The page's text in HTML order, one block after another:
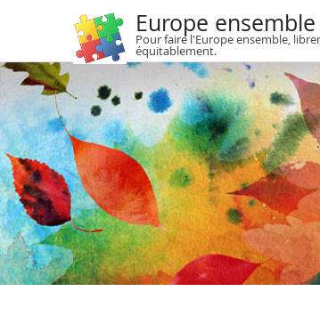
Europe ensemble
Pour faire l'Europe ensemble,
équitablement.